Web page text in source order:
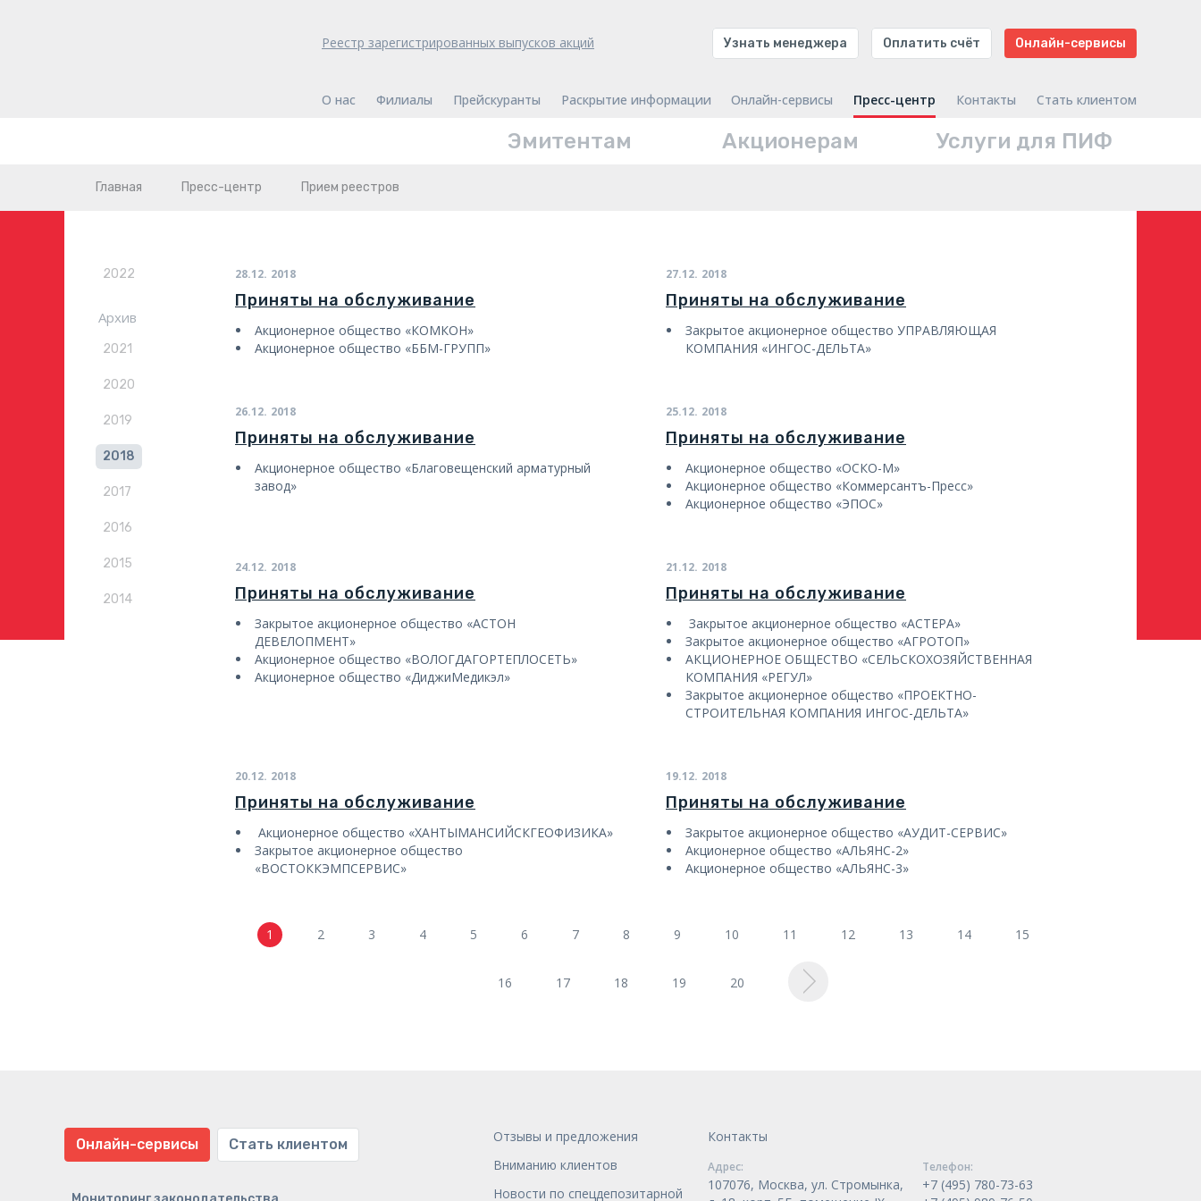
Реестр зарегистрированных выпусков акций Узнать менеджера Оплатить счёт Онлайн-сервисы
О нас Филиалы Прейскуранты Раскрытие информации Онлайн-сервисы Пресс-центр Контакты Стать клиентом
Эмитентам Акционерам Услуги для ПИФ
Главная Пресс-центр Прием реестров
2022
Архив
2021
2020
2019
2018
2017
2016
2015
2014
28.12. 2018
Приняты на обслуживание
Акционерное общество «КОМКОН»
Акционерное общество «ББМ-ГРУПП»
27.12. 2018
Приняты на обслуживание
Закрытое акционерное общество УПРАВЛЯЮЩАЯ
КОМПАНИЯ «ИНГОС-ДЕЛЬТА»
26.12. 2018
Приняты на обслуживание
Акционерное общество «Благовещенский арматурный
завод»
25.12. 2018
Приняты на обслуживание
Акционерное общество «ОСКО-М»
Акционерное общество «Коммерсантъ-Пресс»
Акционерное общество «ЭПОС»
24.12. 2018
Приняты на обслуживание
Закрытое акционерное общество «АСТОН
ДЕВЕЛОПМЕНТ»
Акционерное общество «ВОЛОГДАГОРТЕПЛОСЕТЬ»
Акционерное общество «ДиджиМедикэл»
21.12. 2018
Приняты на обслуживание
Закрытое акционерное общество «АСТЕРА»
Закрытое акционерное общество «АГРОТОП»
АКЦИОНЕРНОЕ ОБЩЕСТВО «СЕЛЬСКОХОЗЯЙСТВЕННАЯ
КОМПАНИЯ «РЕГУЛ»
Закрытое акционерное общество «ПРОЕКТНО-
СТРОИТЕЛЬНАЯ КОМПАНИЯ ИНГОС-ДЕЛЬТА»
20.12. 2018
Приняты на обслуживание
Акционерное общество «ХАНТЫМАНСИЙСКГЕОФИЗИКА»
Закрытое акционерное общество
«ВОСТОККЭМПСЕРВИС»
19.12. 2018
Приняты на обслуживание
Закрытое акционерное общество «АУДИТ-СЕРВИС»
Акционерное общество «АЛЬЯНС-2»
Акционерное общество «АЛЬЯНС-3»
1 2 3 4 5 6 7 8 9 10 11 12 13 14 15
16 17 18 19 20
Онлайн-сервисы Стать клиентом
Отзывы и предложения
Вниманию клиентов
Новости по спецдепозитарной
Контакты
Адрес:
107076, Москва, ул. Стромынка,
Телeфон:
+7 (495) 780-73-63